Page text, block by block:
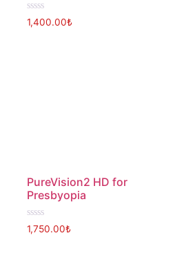
Rated
0
1,400.00₺
PureVision2 HD for
Presbyopia
Rated
0
1,750.00₺